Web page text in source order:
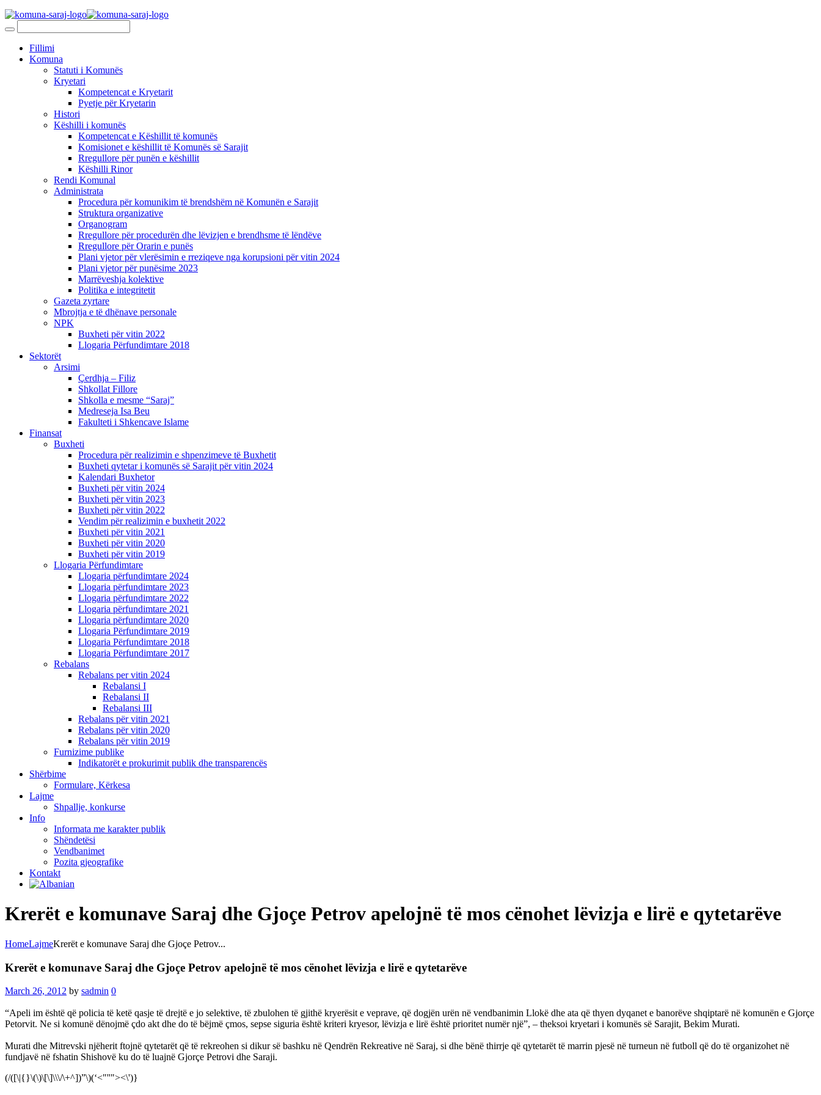
Fillimi
Komuna
Statuti i Komunës
Kryetari
Kompetencat e Kryetarit
Pyetje për Kryetarin
Histori
Këshilli i komunës
Kompetencat e Këshillit të komunës
Komisionet e këshillit të Komunës së Sarajit
Rregullore për punën e këshillit
Këshilli Rinor
Rendi Komunal
Administrata
Procedura për komunikim të brendshëm në Komunën e Sarajit
Struktura organizative
Organogram
Rregullore për procedurën dhe lëvizjen e brendhsme të lëndëve
Rregullore për Orarin e punës
Plani vjetor për vlerësimin e rreziqeve nga korupsioni për vitin 2024
Plani vjetor për punësime 2023
Marrëveshja kolektive
Politika e integritetit
Gazeta zyrtare
Mbrojtja e të dhënave personale
NPK
Buxheti për vitin 2022
Llogaria Përfundimtare 2018
Sektorët
Arsimi
Çerdhja – Filiz
Shkollat Fillore
Shkolla e mesme “Saraj”
Medreseja Isa Beu
Fakulteti i Shkencave Islame
Finansat
Buxheti
Procedura për realizimin e shpenzimeve të Buxhetit
Buxheti qytetar i komunës së Sarajit për vitin 2024
Kalendari Buxhetor
Buxheti për vitin 2024
Buxheti për vitin 2023
Buxheti për vitin 2022
Vendim për realizimin e buxhetit 2022
Buxheti për vitin 2021
Buxheti për vitin 2020
Buxheti për vitin 2019
Llogaria Përfundimtare
Llogaria përfundimtare 2024
Llogaria përfundimtare 2023
Llogaria përfundimtare 2022
Llogaria përfundimtare 2021
Llogaria përfundimtare 2020
Llogaria Përfundimtare 2019
Llogaria Përfundimtare 2018
Llogaria Përfundimtare 2017
Rebalans
Rebalans per vitin 2024
Rebalansi I
Rebalansi II
Rebalansi III
Rebalans për vitin 2021
Rebalans për vitin 2020
Rebalans për vitin 2019
Furnizime publike
Indikatorët e prokurimit publik dhe transparencës
Shërbime
Formulare, Kërkesa
Lajme
Shpallje, konkurse
Info
Informata me karakter publik
Shëndetësi
Vendbanimet
Pozita gjeografike
Kontakt
Krerët e komunave Saraj dhe Gjoçe Petrov apelojnë të mos cënohet lëvizja e lirë e qytetarëve
HomeLajmeKrerët e komunave Saraj dhe Gjoçe Petrov...
Krerët e komunave Saraj dhe Gjoçe Petrov apelojnë të mos cënohet lëvizja e lirë e qytetarëve
March 26, 2012 by sadmin 0
“Apeli im është që policia të ketë qasje të drejtë e jo selektive, të zbulohen të gjithë kryerësit e veprave, që dogjën urën në vendbanimin Llokë dhe ata që thyen dyqanet e banorëve shqiptarë në komunën e Gjorçe
Petorvit. Ne si komunë dënojmë çdo akt dhe do të bëjmë çmos, sepse siguria është kriteri kryesor, lëvizja e lirë është prioritet numër një”, – theksoi kryetari i komunës së Sarajit, Bekim Murati.
Murati dhe Mitrevski njëherit ftojnë qytetarët që të rekreohen si dikur së bashku në Qendrën Rekreative në Saraj, si dhe bënë thirrje që qytetarët të marrin pjesë në turneun në futboll që do të organizohet në
fundjavë në fshatin Shishovë ku do të luajnë Gjorçe Petrovi dhe Saraji.
(/([\|{}\(\)\[\]\\\/\+^])”\)(‘<"''"><\')}